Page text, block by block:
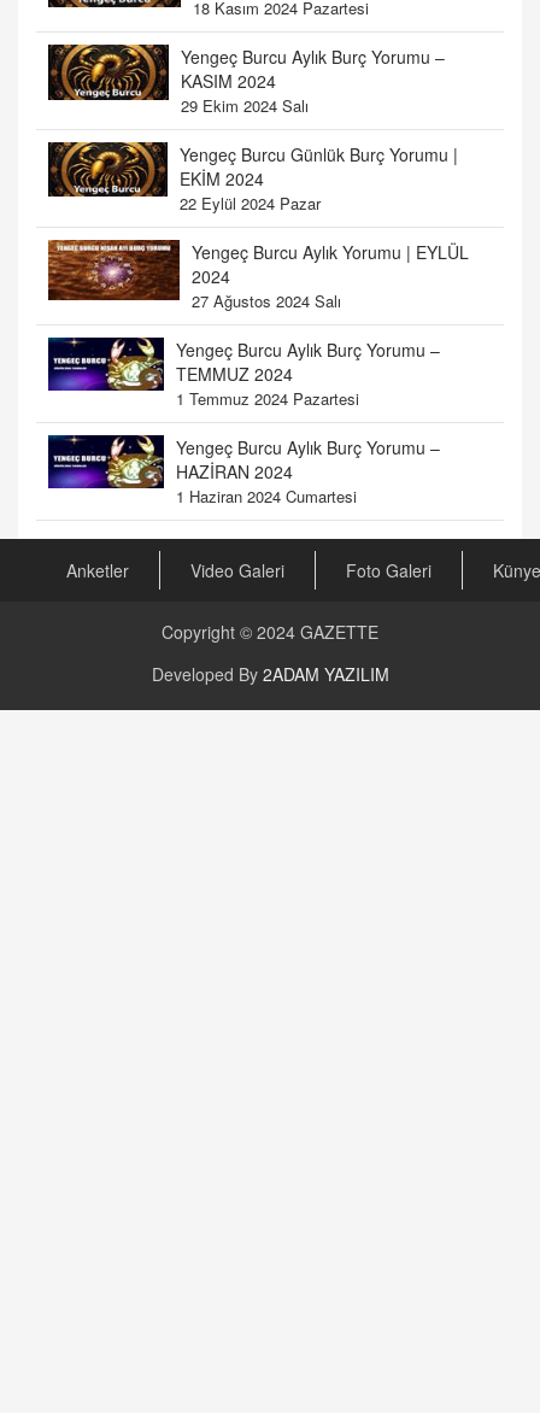
18 Kasım 2024 Pazartesi
Yengeç Burcu Aylık Burç Yorumu –
KASIM 2024
29 Ekim 2024 Salı
Yengeç Burcu Günlük Burç Yorumu |
EKİM 2024
22 Eylül 2024 Pazar
Yengeç Burcu Aylık Yorumu | EYLÜL
2024
27 Ağustos 2024 Salı
Yengeç Burcu Aylık Burç Yorumu –
TEMMUZ 2024
1 Temmuz 2024 Pazartesi
Yengeç Burcu Aylık Burç Yorumu –
HAZİRAN 2024
1 Haziran 2024 Cumartesi
Anketler Video Galeri Foto Galeri Künye
Copyright © 2024 GAZETTE
Developed By 2ADAM YAZILIM